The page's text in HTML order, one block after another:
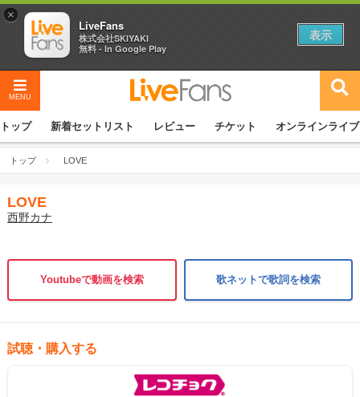
MENU
トップ 新着セットリスト レビュー チケット オンラインライブ
トップ LOVE
LOVE
西野カナ
Youtubeで動画を検索 歌ネットで歌詞を検索
試聴・購入する
×
LiveFans
株式会社SKIYAKI
無料 - In Google Play
表示